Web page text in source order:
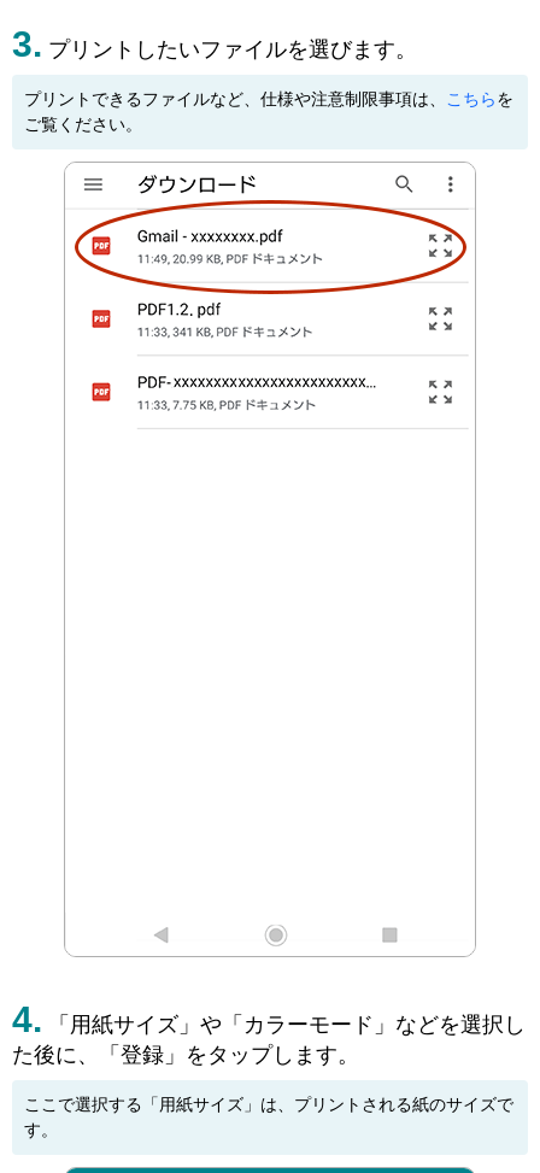
プリントしたいファイルを選びます。
プリントできるファイルなど、仕様や注意制限事項は、 こちらを
ご覧ください。
「用紙サイズ」や「カラーモード」などを選択し
た後に、「登録」をタップします。
ここで選択する「用紙サイズ」は、プリントされる紙のサイズで
す。